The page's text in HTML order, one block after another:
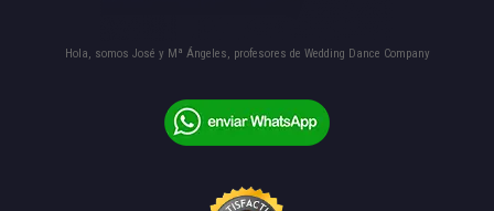
Hola, somos José y Mª Ángeles, profesores de Wedding Dance Company